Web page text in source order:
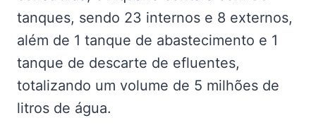
tanques, sendo 23 internos e 8 externos,
além de 1 tanque de abastecimento e 1
tanque de descarte de efluentes,
totalizando um volume de 5 milhões de
litros de água.